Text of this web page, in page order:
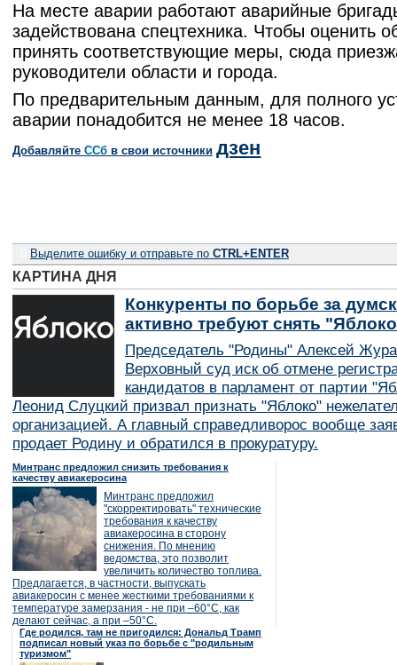
На месте аварии работают аварийные
задействована спецтехника. Чтобы оценить
принять соответствующие меры, сюда
руководители области и города.
По предварительным данным, для полного
аварии понадобится не менее 18 часов.
Добавляйте CСб в свои источники дзен
Выделите ошибку и отправьте по CTRL+ENTER
КАРТИНА ДНЯ
Конкуренты по борьбе за
активно требуют снять
Председатель "Родины" Алексей
Верховный суд иск об отмене
кандидатов в парламент от партии
Леонид Слуцкий призвал признать "Яблоко"
организацией. А главный справедливорос вообще
продает Родину и обратился в прокуратуру.
Минтранс предложил снизить требования к
качеству авиакеросина
Минтранс предложил
"скорректировать" технические
требования к качеству
авиакеросина в сторону
снижения. По мнению
ведомства, это позволит
увеличить количество топлива.
Предлагается, в частности, выпускать
авиакеросин с менее жесткими требованиями к
температуре замерзания - не при –60°C, как
делают сейчас, а при –50°C.
Где родился, там не пригодился: Дональд Трамп
подписал новый указ по борьбе с "родильным
туризмом"